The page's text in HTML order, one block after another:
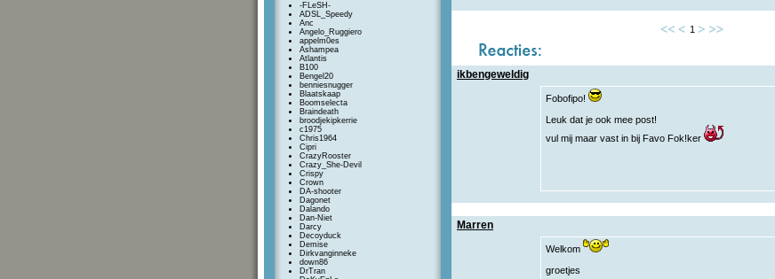
-FLeSH-
ADSL_Speedy
Anc
Angelo_Ruggiero
appelm0es
Ashampea
Atlantis
B100
Bengel20
benniesnugger
Blaatskaap
Boomselecta
Braindeath
broodjekipkerrie
c1975
Chris1964
Cipri
CrazyRooster
Crazy_She-Devil
Crispy
Crown
DA-shooter
Dagonet
Dalando
Dan-Niet
Darcy
Decoyduck
Demise
Dirkvanginneke
down86
DrTran
1
ikbengeweldig
Fobofipo!
Leuk dat je ook mee post!
vul mij maar vast in bij Favo Fok!ker
Marren
Welkom
groetjes